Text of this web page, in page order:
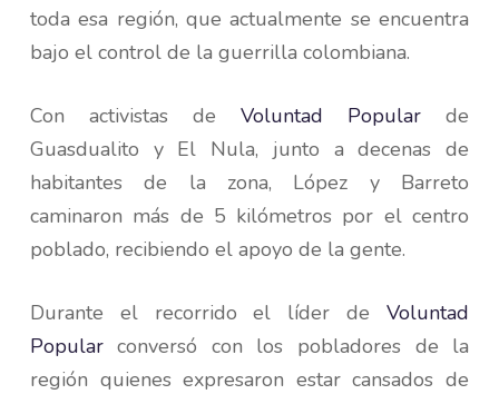
toda esa región, que actualmente se encuentra
bajo el control de la guerrilla colombiana.
Con activistas deVoluntad Popular de
Guasdualito y El Nula, junto a decenas de
habitantes de la zona, López y Barreto
caminaron más de 5 kilómetros por el centro
poblado, recibiendo el apoyo de la gente.
Durante el recorrido el líder deVoluntad
Popularconversó con los pobladores de la
región quienes expresaron estar cansados de